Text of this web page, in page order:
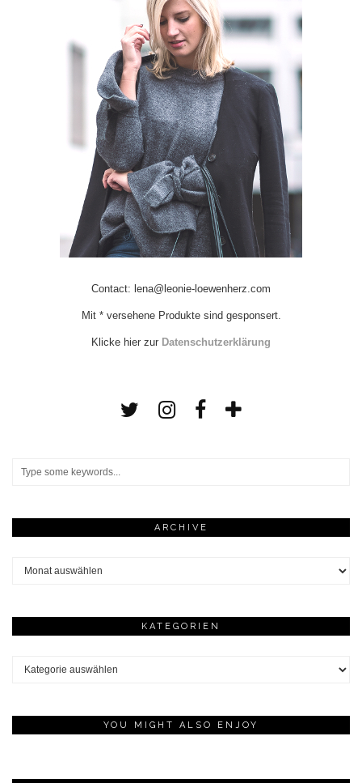
Contact: lena@leonie-loewenherz.com
Mit * versehene Produkte sind gesponsert.
Klicke hier zur Datenschutzerklärung
ARCHIVE
KATEGORIEN
YOU MIGHT ALSO ENJOY